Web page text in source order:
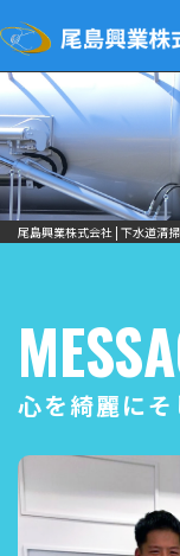
尾島興業株式会社 | 下水道清
心を綺麗に